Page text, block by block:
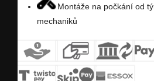
Montáže na počkání od
mechaniků